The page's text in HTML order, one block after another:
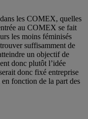
les COMEX, quelles
au COMEX se fait
les moins féminisés
suffisamment de
un objectif de
donc plutôt l’idée
donc fixé entreprise
fonction de la part des